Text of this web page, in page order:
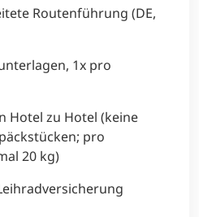
Routenführung (DE,
1x pro
Hotel zu Hotel (keine
pro
20 kg)